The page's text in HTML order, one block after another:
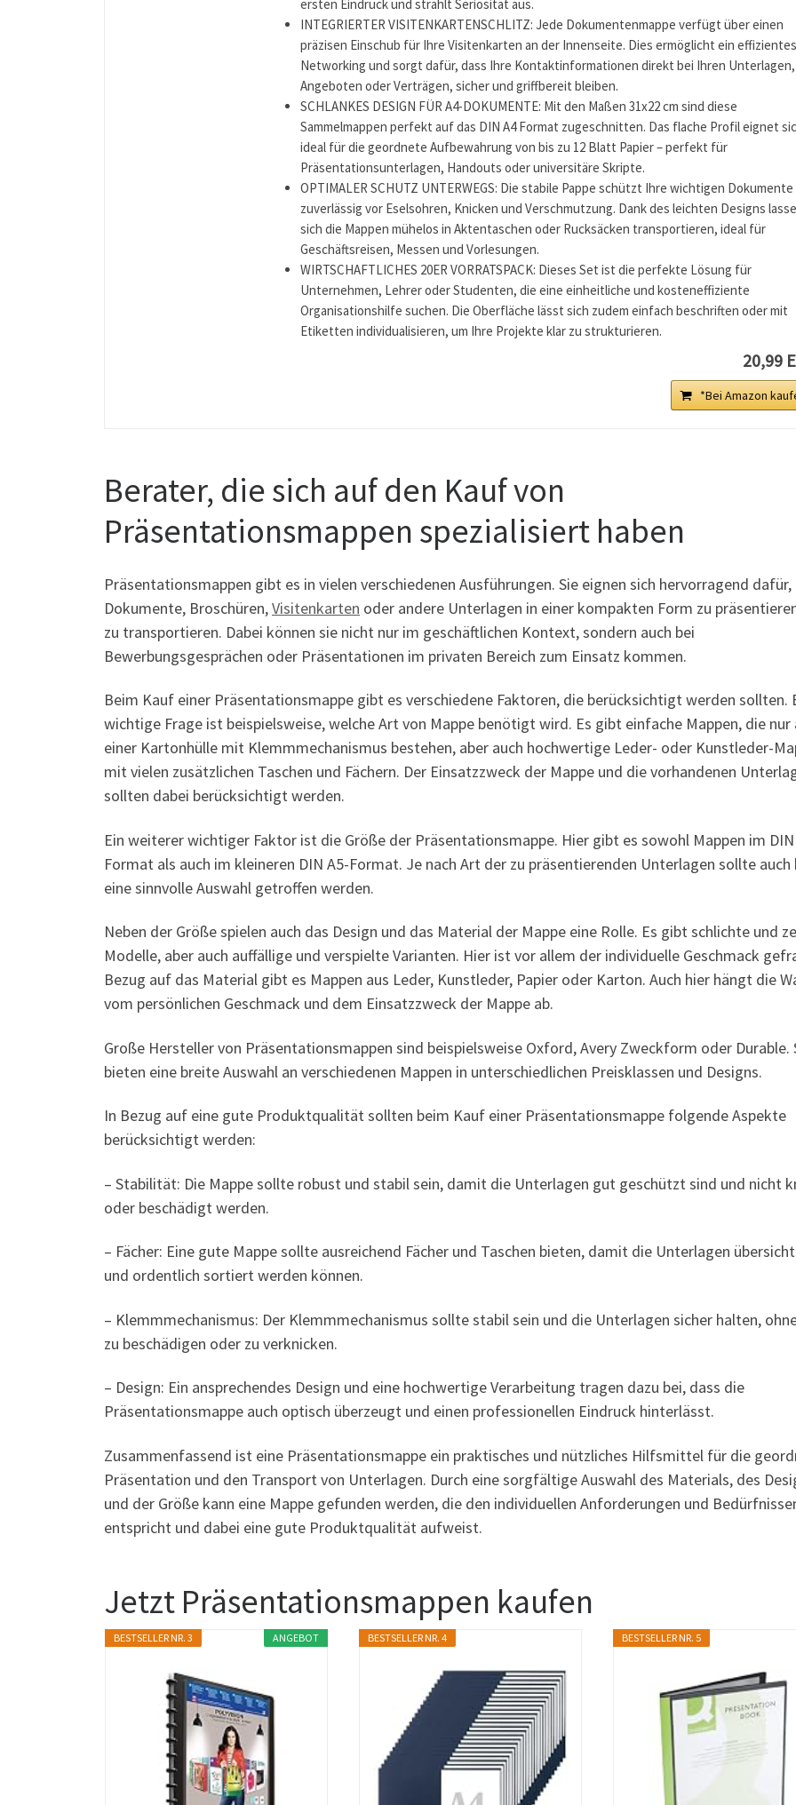
ersten Eindruck und strahlt Seriosität aus.
INTEGRIERTER VISITENKARTENSCHLITZ: Jede Dokumentenmappe verfügt über einen
präzisen Einschub für Ihre Visitenkarten an der Innenseite. Dies ermöglicht ein effizientes
Networking und sorgt dafür, dass Ihre Kontaktinformationen direkt bei Ihren
Angeboten oder Verträgen, sicher und griffbereit bleiben.
SCHLANKES DESIGN FÜR A4-DOKUMENTE: Mit den Maßen 31x22 cm sind diese
Sammelmappen perfekt auf das DIN A4 Format zugeschnitten. Das flache Profil eignet
ideal für die geordnete Aufbewahrung von bis zu 12 Blatt Papier – perfekt für
Präsentationsunterlagen, Handouts oder universitäre Skripte.
OPTIMALER SCHUTZ UNTERWEGS: Die stabile Pappe schützt Ihre wichtigen Dokumente
zuverlässig vor Eselsohren, Knicken und Verschmutzung. Dank des leichten Designs
sich die Mappen mühelos in Aktentaschen oder Rucksäcken transportieren, ideal für
Geschäftsreisen, Messen und Vorlesungen.
WIRTSCHAFTLICHES 20ER VORRATSPACK: Dieses Set ist die perfekte Lösung für
Unternehmen, Lehrer oder Studenten, die eine einheitliche und kosteneffiziente
Organisationshilfe suchen. Die Oberfläche lässt sich zudem einfach beschriften oder mit
Etiketten individualisieren, um Ihre Projekte klar zu strukturieren.
20,99
*Bei Amazon
Berater, die sich auf den Kauf von
Präsentationsmappen spezialisiert haben
Präsentationsmappen gibt es in vielen verschiedenen Ausführungen. Sie eignen sich hervorragend dafür,
Dokumente, Broschüren,Visitenkarten oder andere Unterlagen in einer kompakten Form zu
zu transportieren. Dabei können sie nicht nur im geschäftlichen Kontext, sondern auch bei
Bewerbungsgesprächen oder Präsentationen im privaten Bereich zum Einsatz kommen.
Beim Kauf einer Präsentationsmappe gibt es verschiedene Faktoren, die berücksichtigt werden sollten.
wichtige Frage ist beispielsweise, welche Art von Mappe benötigt wird. Es gibt einfache Mappen, die nur
einer Kartonhülle mit Klemmmechanismus bestehen, aber auch hochwertige Leder- oder Kunstleder-
mit vielen zusätzlichen Taschen und Fächern. Der Einsatzzweck der Mappe und die vorhandenen
sollten dabei berücksichtigt werden.
Ein weiterer wichtiger Faktor ist die Größe der Präsentationsmappe. Hier gibt es sowohl Mappen im DIN
Format als auch im kleineren DIN A5-Format. Je nach Art der zu präsentierenden Unterlagen sollte auch
eine sinnvolle Auswahl getroffen werden.
Neben der Größe spielen auch das Design und das Material der Mappe eine Rolle. Es gibt schlichte und
Modelle, aber auch auffällige und verspielte Varianten. Hier ist vor allem der individuelle Geschmack
Bezug auf das Material gibt es Mappen aus Leder, Kunstleder, Papier oder Karton. Auch hier hängt die
vom persönlichen Geschmack und dem Einsatzzweck der Mappe ab.
Große Hersteller von Präsentationsmappen sind beispielsweise Oxford, Avery Zweckform oder Durable.
bieten eine breite Auswahl an verschiedenen Mappen in unterschiedlichen Preisklassen und Designs.
In Bezug auf eine gute Produktqualität sollten beim Kauf einer Präsentationsmappe folgende Aspekte
berücksichtigt werden:
– Stabilität: Die Mappe sollte robust und stabil sein, damit die Unterlagen gut geschützt sind und nicht
oder beschädigt werden.
– Fächer: Eine gute Mappe sollte ausreichend Fächer und Taschen bieten, damit die Unterlagen
und ordentlich sortiert werden können.
– Klemmmechanismus: Der Klemmmechanismus sollte stabil sein und die Unterlagen sicher halten,
zu beschädigen oder zu verknicken.
– Design: Ein ansprechendes Design und eine hochwertige Verarbeitung tragen dazu bei, dass die
Präsentationsmappe auch optisch überzeugt und einen professionellen Eindruck hinterlässt.
Zusammenfassend ist eine Präsentationsmappe ein praktisches und nützliches Hilfsmittel für die
Präsentation und den Transport von Unterlagen. Durch eine sorgfältige Auswahl des Materials, des
und der Größe kann eine Mappe gefunden werden, die den individuellen Anforderungen und
entspricht und dabei eine gute Produktqualität aufweist.
Jetzt Präsentationsmappen kaufen
ANGEBOT
BESTSELLER NR. 3 BESTSELLER NR. 4 BESTSELLER NR. 5